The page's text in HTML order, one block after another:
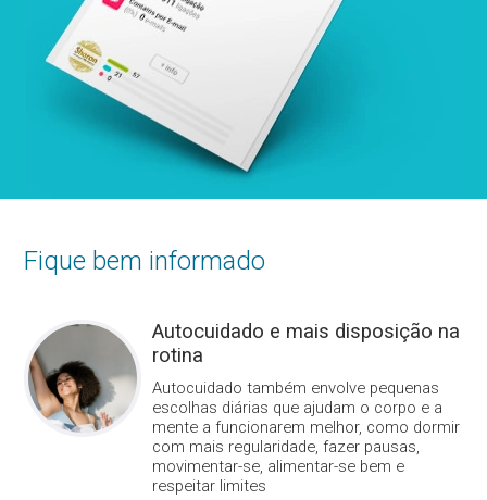
Fique bem informado
Autocuidado e mais disposição na
rotina
Autocuidado também envolve pequenas
escolhas diárias que ajudam o corpo e a
mente a funcionarem melhor, como dormir
com mais regularidade, fazer pausas,
movimentar-se, alimentar-se bem e
respeitar limites